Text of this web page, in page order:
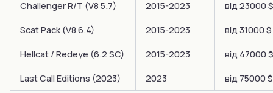
Challenger R/T (V8 5.7) 2015-2023 від 23000 $
Scat Pack (V8 6.4) 2015-2023 від 31000 $
Hellcat / Redeye (6.2 SC) 2015-2023 від 47000 $
Last Call Editions (2023) 2023 від 75000 $